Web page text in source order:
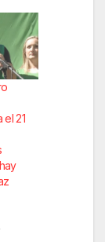
el 21